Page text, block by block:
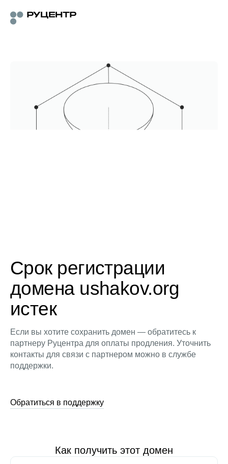
Срок регистрации
домена ushakov.org
истек
Если вы хотите сохранить домен — обратитесь к
партнеру Руцентра для оплаты продления. Уточнить
контакты для связи с партнером можно в службе
поддержки.
Обратиться в поддержку
Как получить этот домен